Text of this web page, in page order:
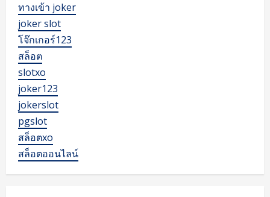
ทางเข้า joker
joker slot
โจ๊กเกอร์123
สล็อต
slotxo
joker123
jokerslot
pgslot
สล็อตxo
สล็อตออนไลน์